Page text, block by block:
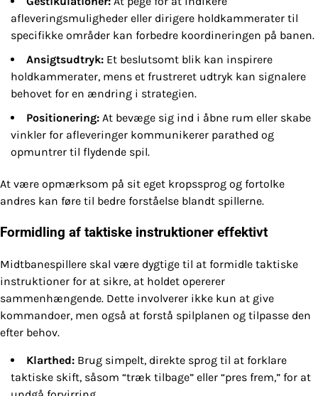
afleveringsmuligheder eller dirigere holdkammerater til
specifikke områder kan forbedre koordineringen på banen.
Ansigtsudtryk: Et beslutsomt blik kan inspirere
holdkammerater, mens et frustreret udtryk kan signalere
behovet for en ændring i strategien.
Positionering: At bevæge sig ind i åbne rum eller skabe
vinkler for afleveringer kommunikerer parathed og
opmuntrer til flydende spil.
At være opmærksom på sit eget kropssprog og fortolke
andres kan føre til bedre forståelse blandt spillerne.
Formidling af taktiske instruktioner effektivt
Midtbanespillere skal være dygtige til at formidle taktiske
instruktioner for at sikre, at holdet opererer
sammenhængende. Dette involverer ikke kun at give
kommandoer, men også at forstå spilplanen og tilpasse den
efter behov.
Klarthed: Brug simpelt, direkte sprog til at forklare
taktiske skift, såsom “træk tilbage” eller “pres frem,” for at